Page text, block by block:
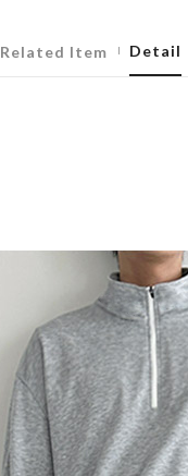
Related Item Detail